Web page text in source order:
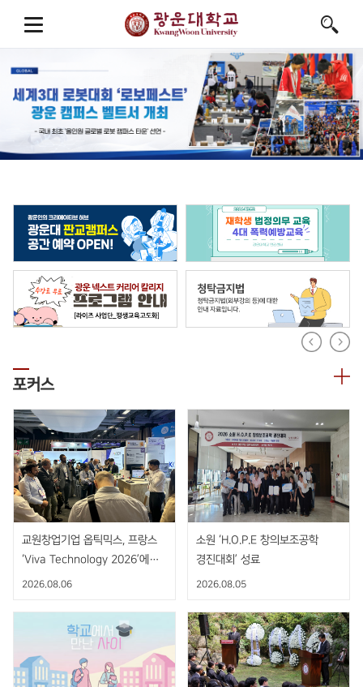
포커스
교원창업기업 옵틱믹스, 프랑스
‘Viva Technology 2026’에서
AI 기반 비접촉 핸드제스처 센서
2026.08.06
소원 ‘H.O.P.E 창의보조공학
경진대회’ 성료
2026.08.05